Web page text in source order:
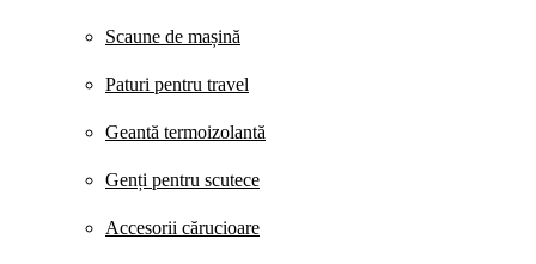
Scaune de mașină
Paturi pentru travel
Geantă termoizolantă
Genți pentru scutece
Accesorii cărucioare